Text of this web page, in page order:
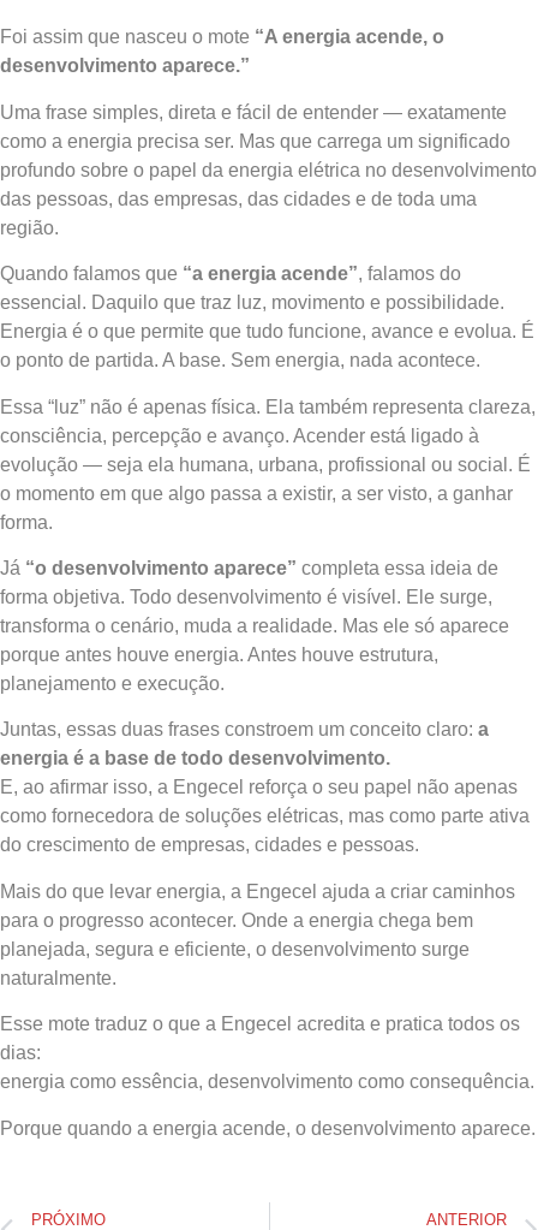
Foi assim que nasceu o mote “A energia acende, o
desenvolvimento aparece.”
Uma frase simples, direta e fácil de entender — exatamente
como a energia precisa ser. Mas que carrega um significado
profundo sobre o papel da energia elétrica no desenvolvimento
das pessoas, das empresas, das cidades e de toda uma
região.
Quando falamos que “a energia acende”, falamos do
essencial. Daquilo que traz luz, movimento e possibilidade.
Energia é o que permite que tudo funcione, avance e evolua. É
o ponto de partida. A base. Sem energia, nada acontece.
Essa “luz” não é apenas física. Ela também representa clareza,
consciência, percepção e avanço. Acender está ligado à
evolução — seja ela humana, urbana, profissional ou social. É
o momento em que algo passa a existir, a ser visto, a ganhar
forma.
Já “o desenvolvimento aparece” completa essa ideia de
forma objetiva. Todo desenvolvimento é visível. Ele surge,
transforma o cenário, muda a realidade. Mas ele só aparece
porque antes houve energia. Antes houve estrutura,
planejamento e execução.
Juntas, essas duas frases constroem um conceito claro: a
energia é a base de todo desenvolvimento.
E, ao afirmar isso, a Engecel reforça o seu papel não apenas
como fornecedora de soluções elétricas, mas como parte ativa
do crescimento de empresas, cidades e pessoas.
Mais do que levar energia, a Engecel ajuda a criar caminhos
para o progresso acontecer. Onde a energia chega bem
planejada, segura e eficiente, o desenvolvimento surge
naturalmente.
Esse mote traduz o que a Engecel acredita e pratica todos os
dias:
energia como essência, desenvolvimento como consequência.
Porque quando a energia acende, o desenvolvimento aparece.
PRÓXIMO ANTERIOR